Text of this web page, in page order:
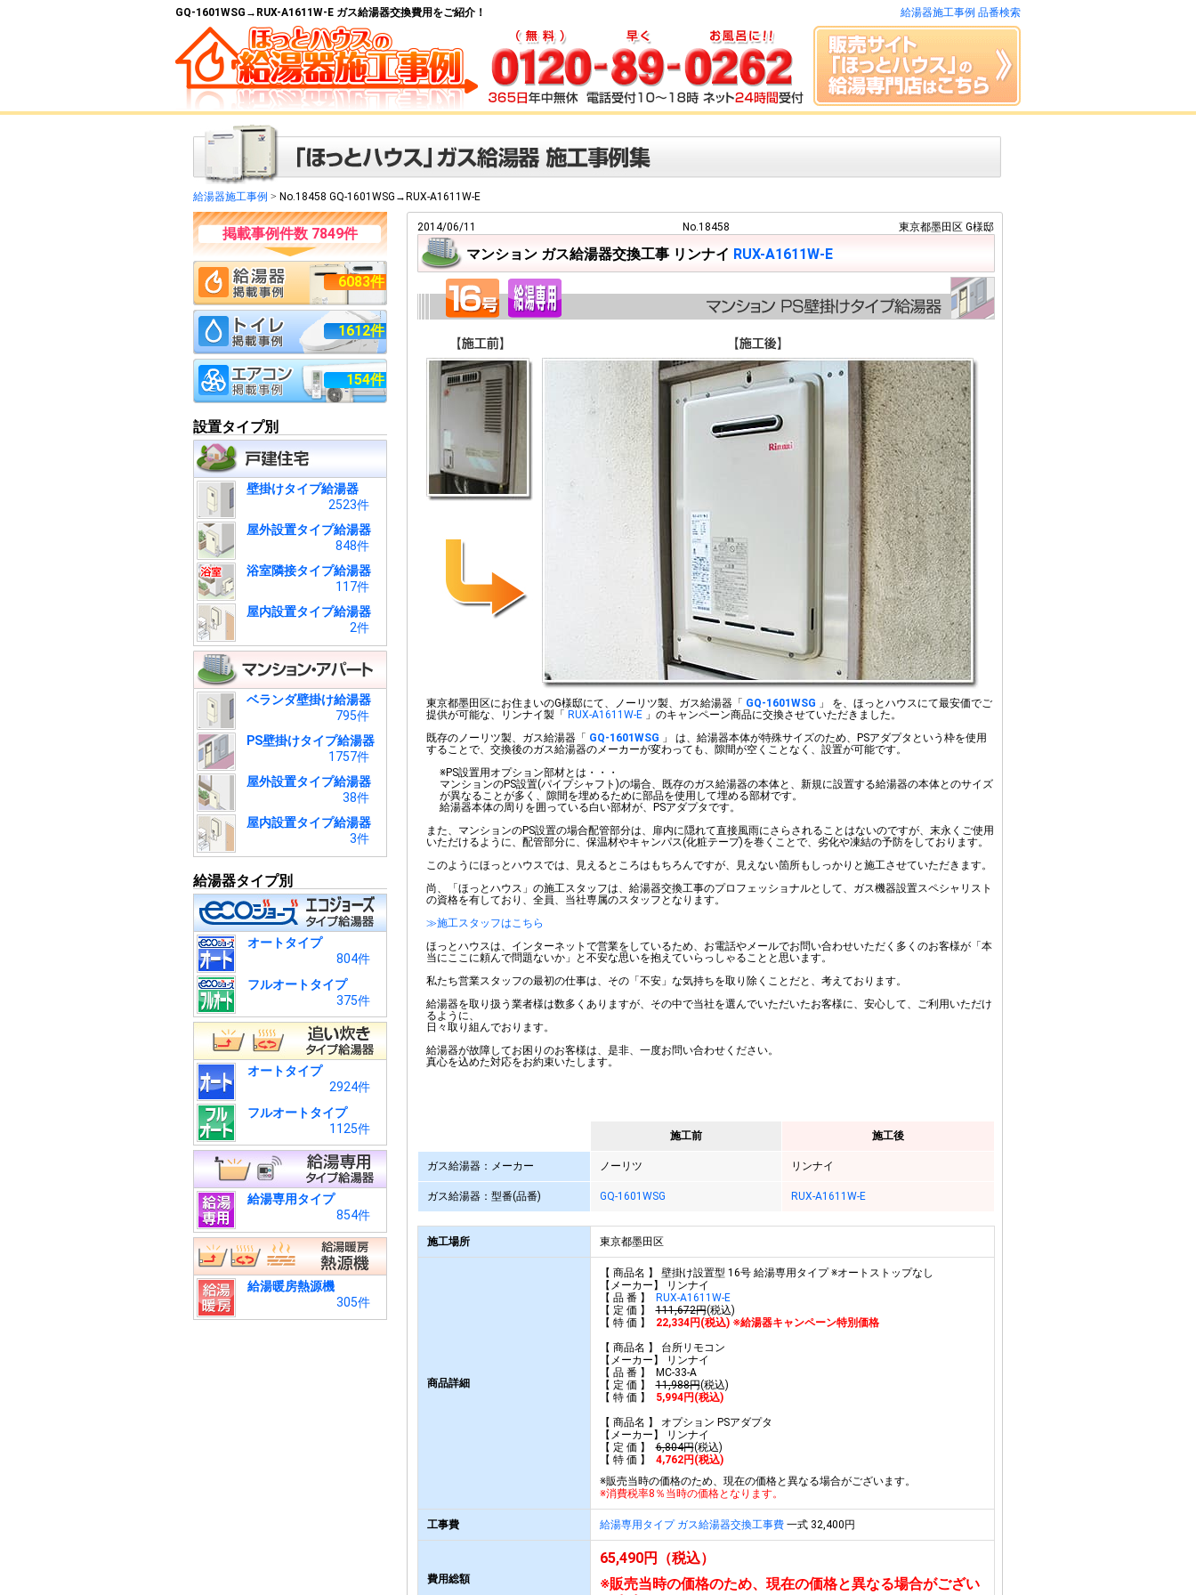
GQ-1601WSG→RUX-A1611W-E ガス給湯器交換費用をご紹介！ 給湯器施工事例 品番検索
給湯器施工事例 > No.18458 GQ-1601WSG→RUX-A1611W-E
掲載事例件数 7849件
6083件
1612件
154件
設置タイプ別
壁掛けタイプ給湯器
2523件
屋外設置タイプ給湯器
848件
浴室隣接タイプ給湯器
117件
屋内設置タイプ給湯器
2件
ベランダ壁掛け給湯器
795件
PS壁掛けタイプ給湯器
1757件
屋外設置タイプ給湯器
38件
屋内設置タイプ給湯器
3件
給湯器タイプ別
オートタイプ
804件
フルオートタイプ
375件
オートタイプ
2924件
フルオートタイプ
1125件
給湯専用タイプ
854件
給湯暖房熱源機
305件
2014/06/11 No.18458 東京都墨田区 G様邸
マンション ガス給湯器交換工事 リンナイ RUX-A1611W-E
東京都墨田区にお住まいのG様邸にて、ノーリツ製、ガス給湯器「 GQ-1601WSG 」 を、ほっとハウスにて最安価でご
提供が可能な、リンナイ製「
RUX-A1611W-E」のキャンペーン商品に交換させていただきました。
既存のノーリツ製、ガス給湯器「 GQ-1601WSG 」 は、給湯器本体が特殊サイズのため、PSアダプタという枠を使用
することで、交換後のガス給湯器のメーカーが変わっても、隙間が空くことなく、設置が可能です。
※PS設置用オプション部材とは・・・
マンションのPS設置(パイプシャフト)の場合、既存のガス給湯器の本体と、新規に設置する給湯器の本体とのサイズ
が異なることが多く、隙間を埋めるために部品を使用して埋める部材です。
給湯器本体の周りを囲っている白い部材が、PSアダプタです。
また、マンションのPS設置の場合配管部分は、扉内に隠れて直接風雨にさらされることはないのですが、末永くご使用
いただけるように、配管部分に、保温材やキャンパス(化粧テープ)を巻くことで、劣化や凍結の予防をしております。
このようにほっとハウスでは、見えるところはもちろんですが、見えない箇所もしっかりと施工させていただきます。
尚、「ほっとハウス」の施工スタッフは、給湯器交換工事のプロフェッショナルとして、ガス機器設置スペシャリスト
の資格を有しており、全員、当社専属のスタッフとなります。
≫施工スタッフはこちら
ほっとハウスは、インターネットで営業をしているため、お電話やメールでお問い合わせいただく多くのお客様が「本
当にここに頼んで問題ないか」と不安な思いを抱えていらっしゃることと思います。
私たち営業スタッフの最初の仕事は、その「不安」な気持ちを取り除くことだと、考えております。
給湯器を取り扱う業者様は数多くありますが、その中で当社を選んでいただいたお客様に、安心して、ご利用いただけ
るように、
日々取り組んでおります。
給湯器が故障してお困りのお客様は、是非、一度お問い合わせください。
真心を込めた対応をお約束いたします。
施工前 施工後
ガス給湯器：メーカー ノーリツ リンナイ
ガス給湯器：型番(品番) GQ-1601WSG RUX-A1611W-E
施工場所 東京都墨田区
商品詳細
【 商品名 】 壁掛け設置型 16号 給湯専用タイプ ※オートストップなし
【メーカー】 リンナイ
【 品 番 】
RUX-A1611W-E
【 定 価 】111,672円(税込)
【 特 価 】
22,334円(税込) ※給湯器キャンペーン特別価格
【 商品名 】 台所リモコン
【メーカー】 リンナイ
【 品 番 】 MC-33-A
【 定 価 】11,988円(税込)
【 特 価 】
5,994円(税込)
【 商品名 】 オプション PSアダプタ
【メーカー】 リンナイ
【 定 価 】6,804円(税込)
【 特 価 】 4,762円(税込)
※販売当時の価格のため、現在の価格と異なる場合がございます。
※消費税率8％当時の価格となります。
工事費 給湯専用タイプ ガス給湯器交換工事費一式 32,400円
費用総額
65,490円（税込）
※販売当時の価格のため、現在の価格と異なる場合がござい